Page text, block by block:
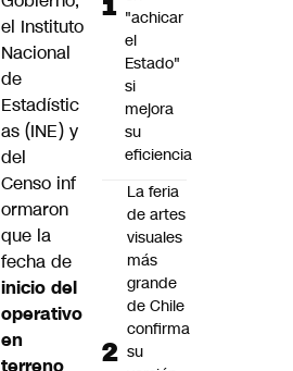
el Instituto
Nacional
de
Estadístic
as (INE) y
del
Censo inf
ormaron
que la
fecha de
inicio del
operativo
en
"achicar
el
Estado"
si
mejora
su
eficiencia
La feria
de artes
visuales
más
grande
de Chile
confirma
su